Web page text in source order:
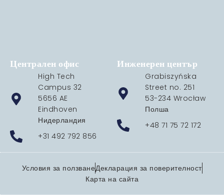
Централен офис
High Tech
Campus 32
5656 AE
Eindhoven
Нидерландия
+31 492 792 856
Инженерен център
Grabiszyńska
Street no. 251
53-234 Wrocław
Полша
+48 71 75 72 172
Условия за ползванеДекларация за поверителност
Карта на сайта